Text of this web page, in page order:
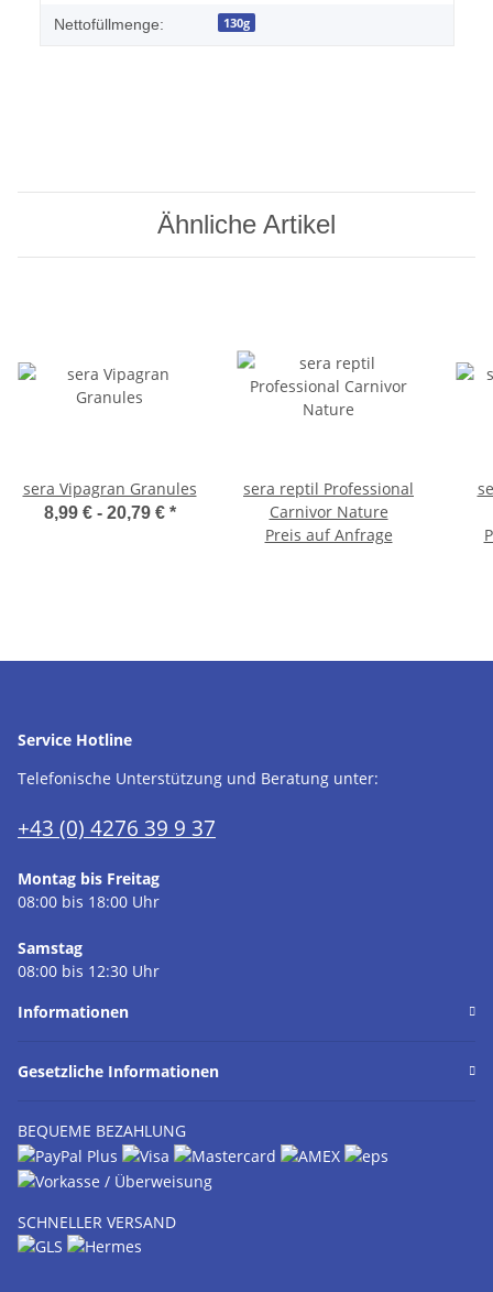
Nettofüllmenge: 130g
Ähnliche Artikel
sera Vipagran Granules
8,99 € - 20,79 € *
sera reptil Professional
Carnivor Nature
Preis auf Anfrage
Service Hotline
Telefonische Unterstützung und Beratung unter:
+43 (0) 4276 39 9 37
Montag bis Freitag
08:00 bis 18:00 Uhr
Samstag
08:00 bis 12:30 Uhr
Informationen
Gesetzliche Informationen
BEQUEME BEZAHLUNG
SCHNELLER VERSAND